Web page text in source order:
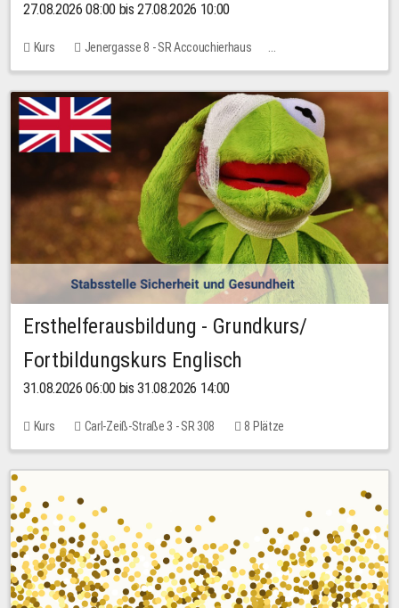
27.08.2026 08:00 bis 27.08.2026 10:00
Kurs
Jenergasse 8 - SR Accouchierhaus
Keine freien Plätze
Ersthelferausbildung - Grundkurs/
Fortbildungskurs Englisch
31.08.2026 06:00 bis 31.08.2026 14:00
Kurs Carl-Zeiß-Straße 3 - SR 308 8 Plätze